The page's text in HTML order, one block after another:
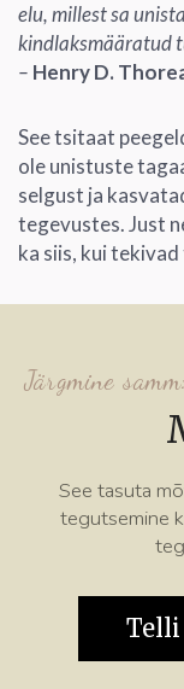
elu, millest sa
kindlaksmääratud
– Henry D.
See tsitaat
ole unistuste
selgust ja
tegevustes. Just
ka siis, kui
Järgmine
See tasuta
tegutsemine